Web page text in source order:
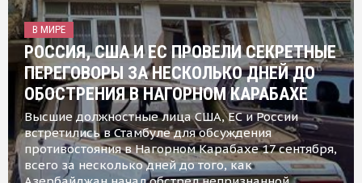
В МИРЕ
РОССИЯ, США И ЕС ПРОВЕЛИ СЕКРЕТНЫЕ
ПЕРЕГОВОРЫ ЗА НЕСКОЛЬКО ДНЕЙ ДО
ОБОСТРЕНИЯ В НАГОРНОМ КАРАБАХЕ
Высшие должностные лица США, ЕС и России
встретились в Стамбуле для обсуждения
противостояния в Нагорном Карабахе 17 сентября,
всего за несколько дней до того, как